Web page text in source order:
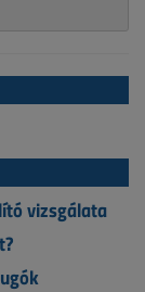
vizsgálata